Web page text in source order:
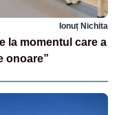
Ionuț Nichita
la momentul care a
onoare”